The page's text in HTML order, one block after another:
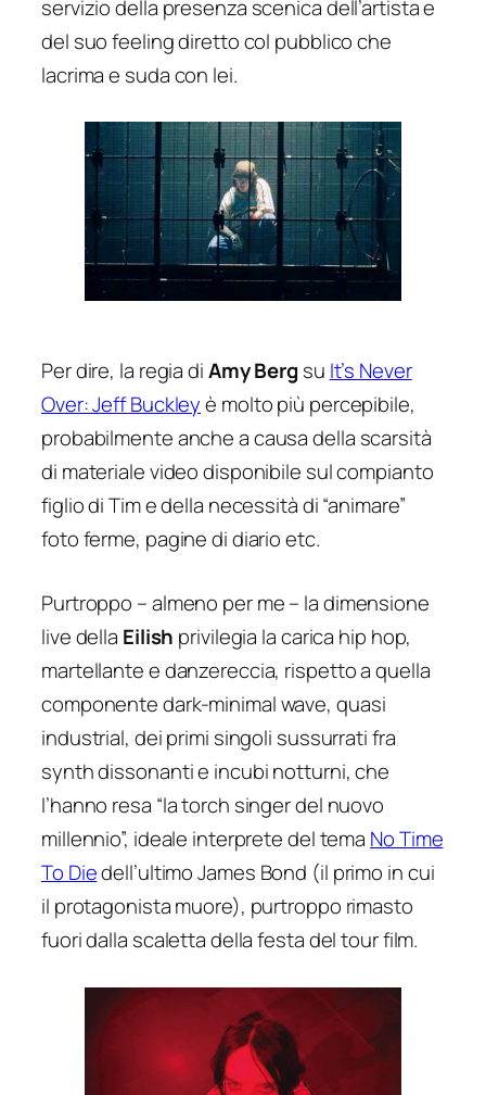
servizio della presenza scenica dell’artista e
del suo feeling diretto col pubblico che
lacrima e suda con lei.
Per dire, la regia diAmy Berg su It’s Never
Over: Jeff Buckleyè molto più percepibile,
probabilmente anche a causa della scarsità
di materiale video disponibile sul compianto
figlio di Tim e della necessità di “animare”
foto ferme, pagine di diario etc.
Purtroppo – almeno per me – la dimensione
live della Eilish privilegia la carica hip hop,
martellante e danzereccia, rispetto a quella
componente dark-minimal wave, quasi
industrial, dei primi singoli sussurrati fra
synth dissonanti e incubi notturni, che
l’hanno resa “la torch singer del nuovo
millennio”, ideale interprete del tema No Time
To Diedell’ultimo James Bond (il primo in cui
il protagonista muore), purtroppo rimasto
fuori dalla scaletta della festa del tour film.